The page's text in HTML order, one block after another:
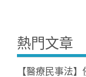
熱門文章
【醫療民事法